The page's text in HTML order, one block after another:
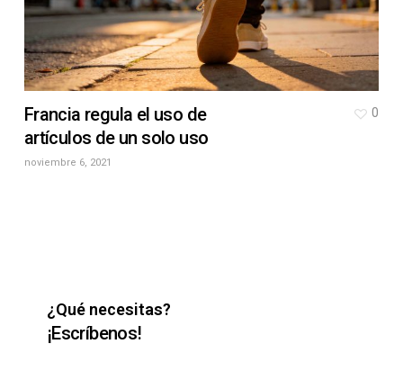
Francia regula el uso de
artículos de un solo uso
noviembre 6, 2021
0
¿Qué necesitas?
¡Escríbenos!